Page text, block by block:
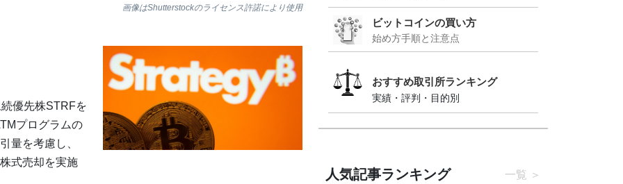
画像はShutterstockのライセンス許諾により使用
優先株STRFを
プログラムの
量を考慮し、
式売却を実施
ビットコインの買い方
始め方手順と注意点
おすすめ取引所ランキング
実績・評判・目的別
人気記事ランキング 一覧